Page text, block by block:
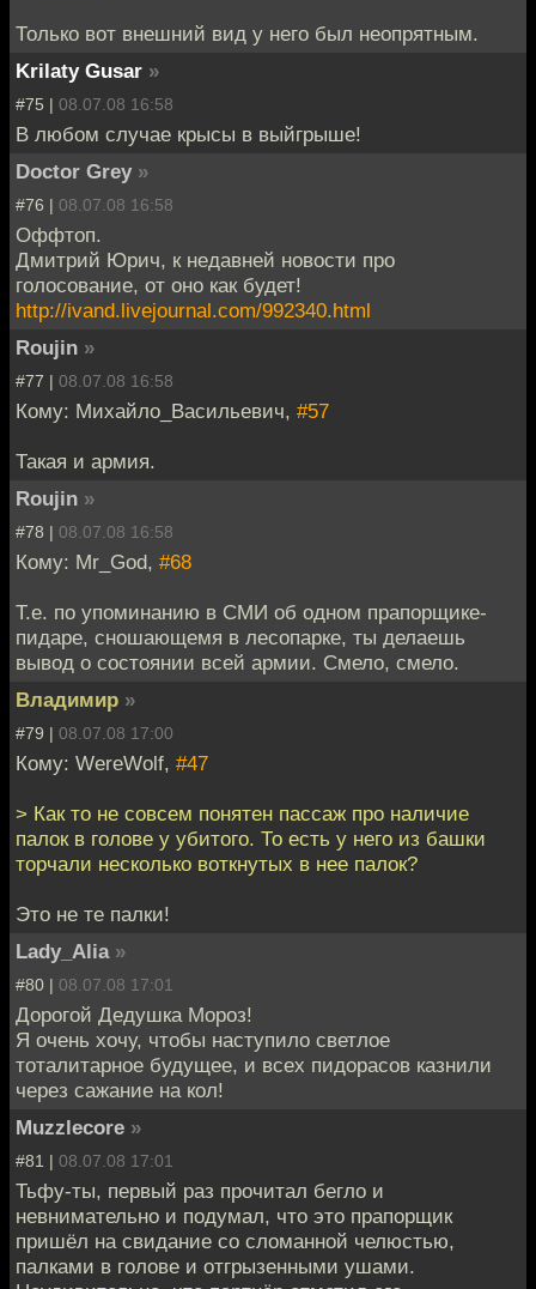
Только вот внешний вид у него был неопрятным.
Krilaty Gusar »
#75 | 08.07.08 16:58
В любом случае крысы в выйгрыше!
Doctor Grey »
#76 | 08.07.08 16:58
Оффтоп.
Дмитрий Юрич, к недавней новости про
голосование, от оно как будет!
http://ivand.livejournal.com/992340.html
Roujin »
#77 | 08.07.08 16:58
Кому: Михайло_Васильевич, #57
Такая и армия.
Roujin »
#78 | 08.07.08 16:58
Кому: Mr_God, #68
Т.е. по упоминанию в СМИ об одном прапорщике-
пидаре, сношающемя в лесопарке, ты делаешь
вывод о состоянии всей армии. Смело, смело.
Владимир »
#79 | 08.07.08 17:00
Кому: WereWolf, #47
> Как то не совсем понятен пассаж про наличие
палок в голове у убитого. То есть у него из башки
торчали несколько воткнутых в нее палок?
Это не те палки!
Lady_Alia »
#80 | 08.07.08 17:01
Дорогой Дедушка Мороз!
Я очень хочу, чтобы наступило светлое
тоталитарное будущее, и всех пидорасов казнили
через сажание на кол!
Muzzlecore »
#81 | 08.07.08 17:01
Тьфу-ты, первый раз прочитал бегло и
невнимательно и подумал, что это прапорщик
пришёл на свидание со сломанной челюстью,
палками в голове и отгрызенными ушами.